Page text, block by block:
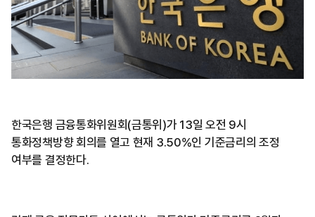
한국은행 금융통화위원회(금통위)가 13일 오전 9시
통화정책방향 회의를 열고 현재 3.50%인 기준금리의 조정
여부를 결정한다.